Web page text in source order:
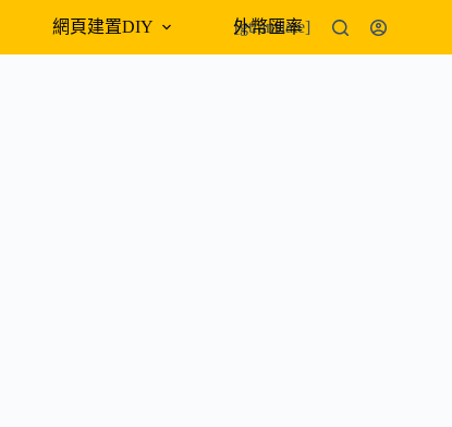
網頁建置DIY 外幣匯率
[gtranslate]